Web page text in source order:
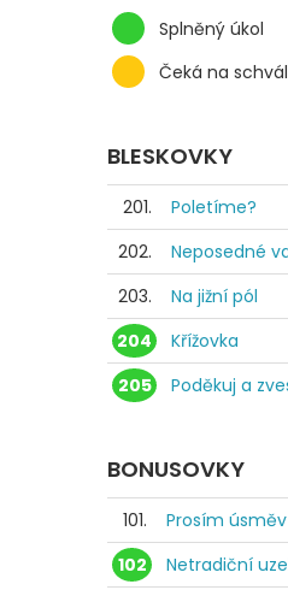
Splněný úkol
Čeká na
BLESKOVKY
201.
Poletíme?
202.
Neposedné
203.
Na jižní pól
204
Křížovka
205
Poděkuj a
BONUSOVKY
101. Prosím úsměv
102
Netradiční